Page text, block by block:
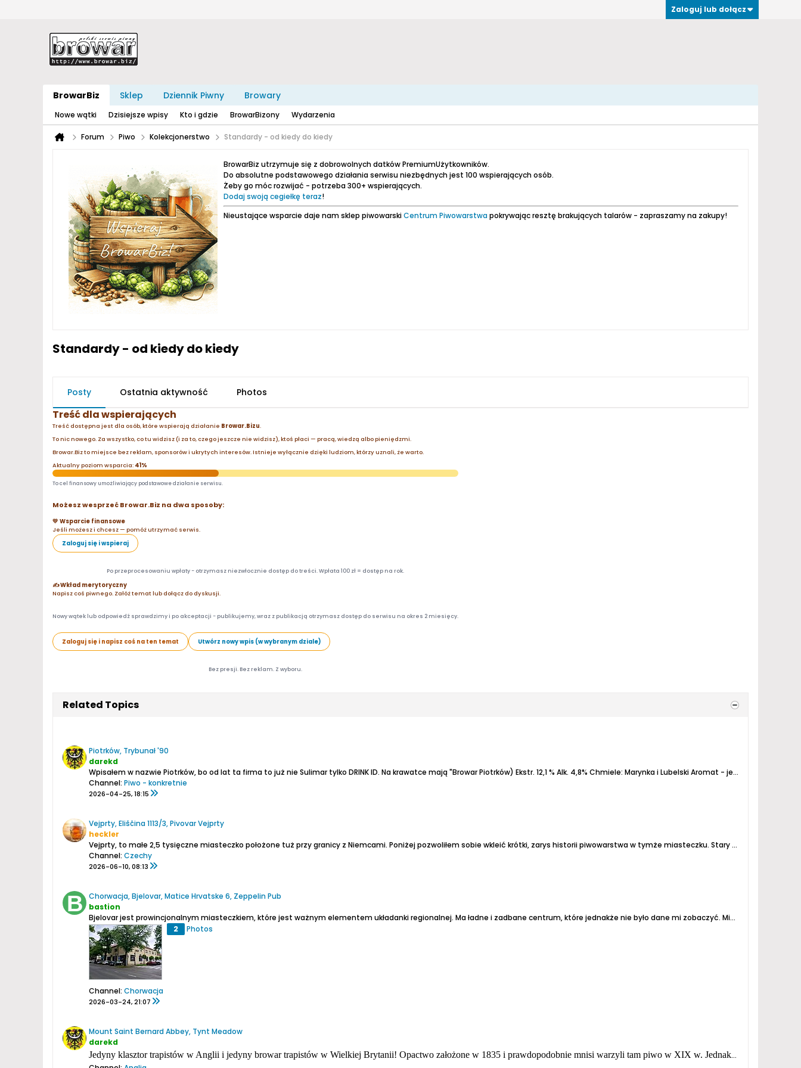
Zaloguj lub dołącz
BrowarBiz Sklep Dziennik Piwny Browary
Nowe wątki Dzisiejsze wpisy Kto i gdzie BrowarBizony Wydarzenia
Forum Piwo Kolekcjonerstwo Standardy - od kiedy do kiedy
BrowarBiz utrzymuje się z dobrowolnych datków PremiumUżytkowników.
Do absolutne podstawowego działania serwisu niezbędnych jest 100 wspierających osób.
Żeby go móc rozwijać - potrzeba 300+ wspierających.
Dodaj swoją cegiełkę teraz!
Nieustające wsparcie daje nam sklep piwowarskiCentrum Piwowarstwapokrywając resztę brakujących talarów - zapraszamy na zakupy!
Standardy - od kiedy do kiedy
Posty Ostatnia aktywność Photos
Treść dla wspierających
Treść dostępna jest dla osób, które wspierają działanie Browar.Bizu.
To nic nowego. Za wszystko, co tu widzisz (i za to, czego jeszcze nie widzisz), ktoś płaci — pracą, wiedzą albo pieniędzmi.
Browar.Biz to miejsce bez reklam, sponsorów i ukrytych interesów. Istnieje wyłącznie dzięki ludziom, którzy uznali, że warto.
Aktualny poziom wsparcia: 41%
To cel finansowy umożliwiający podstawowe działanie serwisu.
Możesz wesprzeć Browar.Biz na dwa sposoby:
💛 Wsparcie finansowe
Jeśli możesz i chcesz — pomóż utrzymać serwis.
Zaloguj się i wspieraj
Po przeprocesowaniu wpłaty - otrzymasz niezwłocznie dostęp do treści. Wpłata 100 zł = dostęp na rok.
✍️ Wkład merytoryczny
Napisz coś piwnego. Załóż temat lub dołącz do dyskusji.
Nowy wątek lub odpowiedź sprawdzimy i po akceptacji - publikujemy, wraz z publikacją otrzymasz dostęp do serwisu na okres 2 miesięcy.
Zaloguj się i napisz coś na ten temat Utwórz nowy wpis (w wybranym dziale)
Bez presji. Bez reklam. Z wyboru.
Related Topics
Piotrków, Trybunał '90
darekd
Wpisałem w nazwie Piotrków, bo od lat ta firma to już nie Sulimar tylko DRINK ID. Na krawatce mają "Browar Piotrków) Ekstr. 12,1 % Alk. 4,8% Chmiele: Marynka i LubelskiAromat - jest chmiel, trochę słodu, ale generalnie nieprzesadnie to...
Channel: Piwo - konkretnie
2026-04-25, 18:15
Vejprty, Eliščina 1113/3, Pivovar Vejprty
heckler
Vejprty, to małe 2,5 tysięczne miasteczko położone tuż przy granicy z Niemcami. Poniżej pozwoliłem sobie wkleić krótki, zarys historii piwowarstwa w tymże miasteczku. Stary browar w Vejprtach istniał od 1607 do 1948 roku. Prawo do warzenia piwa nadał wówczas cesarz Rudolf II....
Channel: Czechy
2026-06-10, 08:13
Chorwacja, Bjelovar, Matice Hrvatske 6, Zeppelin Pub
bastion
Bjelovar jest prowincjonalnym miasteczkiem, które jest ważnym elementem układanki regionalnej. Ma ładne i zadbane centrum, które jednakże nie było dane mi zobaczyć. Miałem godzinę na przesiadkę miedzy pociągami i postanowiłem tak na szybko wstąpić do miejscowej knajpy z mikrusem....
2 Photos
Channel: Chorwacja
2026-03-24, 21:07
Mount Saint Bernard Abbey, Tynt Meadow
darekd
Jedyny klasztor trapistów w Anglii i jedyny browar trapistów w Wielkiej Brytanii! Opactwo założone w 1835 i prawdopodobnie mnisi warzyli tam piwo w XIX w. Jednak współczesny browar pierwszą warkę wypuścił w 2018 r. (wcześniej mnisi prowadzili mleczarnię). Do lata 2019 r. wyprodukowano